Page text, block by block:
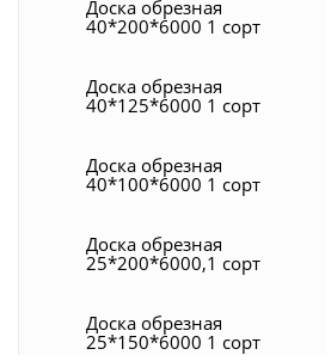
Доска обрезная
40*200*6000 1 сорт
Доска обрезная
40*125*6000 1 сорт
Доска обрезная
40*100*6000 1 сорт
Доска обрезная
25*200*6000,1 сорт
Доска обрезная
25*150*6000 1 сорт